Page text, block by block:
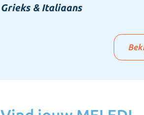
Grieks & Italiaans